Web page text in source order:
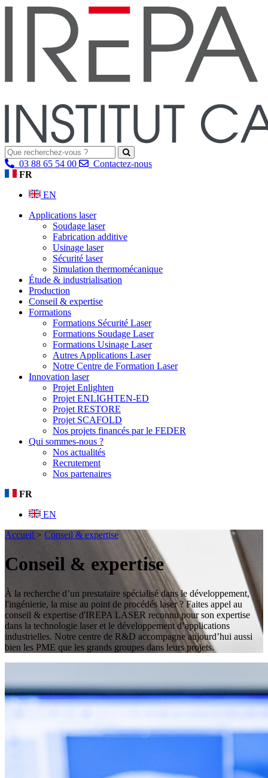
03 88 65 54 00
Contactez-nous
FR
EN
Applications laser
Soudage laser
Fabrication additive
Usinage laser
Sécurité laser
Simulation thermomécanique
Étude & industrialisation
Production
Conseil & expertise
Formations
Formations Sécurité Laser
Formations Soudage Laser
Formations Usinage Laser
Autres Applications Laser
Notre Centre de Formation Laser
Innovation laser
Projet Enlighten
Projet ENLIGHTEN-ED
Projet RESTORE
Projet SCAFOLD
Nos projets financés par le FEDER
Qui sommes-nous ?
Nos actualités
Recrutement
Nos partenaires
FR
EN
Accueil > Conseil & expertise
Conseil & expertise
À la recherche d’un prestataire spécialisé dans le développement,
l'ingénierie, la mise au point de procédés laser ? Faites appel au
conseil & expertise d'IREPA LASER reconnu pour son expertise
dans la technologie laser et le développement d’applications
industrielles. Notre centre de R&D accompagne aujourd’hui aussi
bien les PME que les grands groupes dans leurs projets.